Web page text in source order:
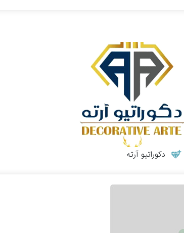
دکوراتیو آرته